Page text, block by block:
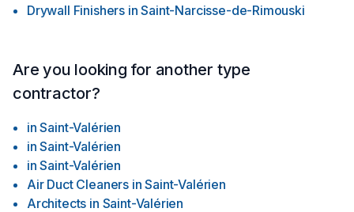
Drywall Finishers in Saint-Narcisse-de-Rimouski
Are you looking for another type
contractor?
in Saint-Valérien
in Saint-Valérien
in Saint-Valérien
Air Duct Cleaners in Saint-Valérien
Architects in Saint-Valérien